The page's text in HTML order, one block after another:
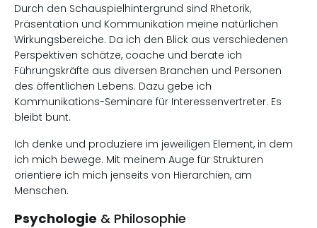
Durch den Schauspielhintergrund sind Rhetorik,
Präsentation und Kommunikation meine natürlichen
Wirkungsbereiche. Da ich den Blick aus verschiedenen
Perspektiven schätze, coache und berate ich
Führungskräfte aus diversen Branchen und Personen
des öffentlichen Lebens. Dazu gebe ich
Kommunikations-Seminare für Interessenvertreter. Es
bleibt bunt.
Ich denke und produziere im jeweiligen Element, in dem
ich mich bewege. Mit meinem Auge für Strukturen
orientiere ich mich jenseits von Hierarchien, am
Menschen.
Psychologie & Philosophie